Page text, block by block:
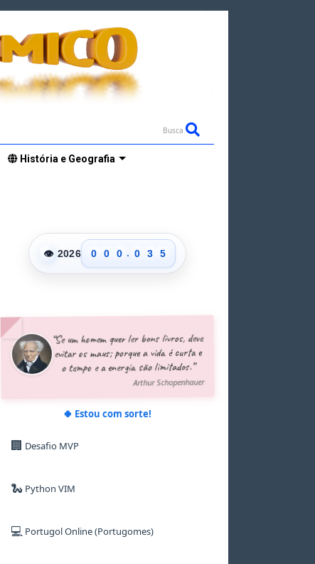
Busca
História e Geografia
👁 2026
0
1
6
7
8
0
1
6
7
8
0
1
6
7
8
. 0
1
6
7
8
9
2
3
4
9
4
5
6
“Se um homem quer ler bons livros, deve
evitar os maus; porque a vida é curta e
o tempo e a energia são limitados.”
Arthur Schopenhauer
🍀 Estou com sorte!
🏢 Desafio MVP
🐍 Python VIM
💻 Portugol Online (Portugomes)